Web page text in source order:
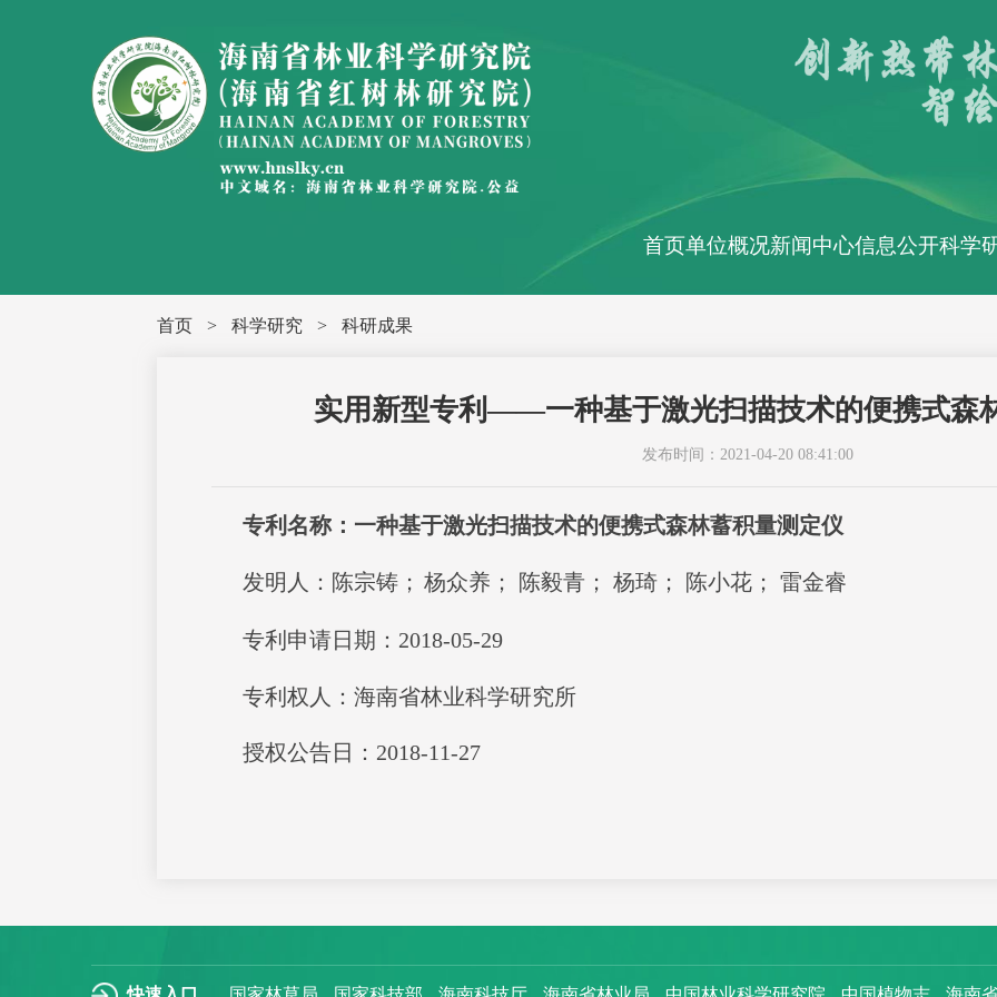
首页单位概况新闻中心信息公开科学
首页 > 科学研究 > 科研成果
实用新型专利——一种基于激光扫描技术的便携式森
发布时间：2021-04-20 08:41:00
专利名称： 一种基于激光扫描技术的便携式森林蓄积量测定仪
发明人： 陈宗铸； 杨众养； 陈毅青； 杨琦； 陈小花； 雷金睿
专利申请日期：2018-05-29
专利权人：海南省林业科学研究所
授权公告日：2018-11-27